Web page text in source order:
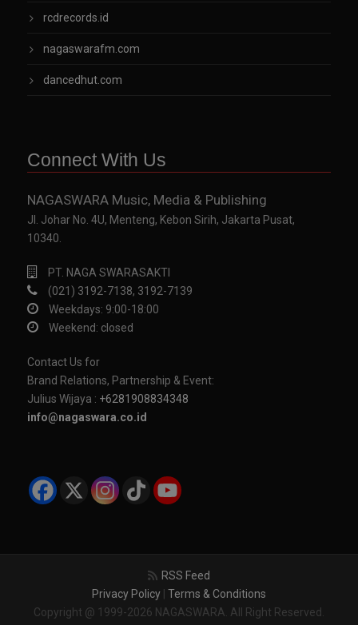
rcdrecords.id
nagaswarafm.com
dancedhut.com
Connect With Us
NAGASWARA Music, Media & Publishing
Jl. Johar No. 4U, Menteng, Kebon Sirih, Jakarta Pusat,
10340.
PT. NAGA SWARASAKTI
(021) 3192-7138, 3192-7139
Weekdays: 9:00-18:00
Weekend: closed
Contact Us for
Brand Relations, Partnership & Event:
Julius Wijaya : +6281908834348
info@nagaswara.co.id
RSS Feed
Privacy Policy Terms & Conditions
Copyright @ 1999-2026 NAGASWARA. All Right Reserved.